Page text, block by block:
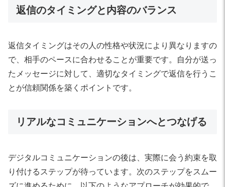
返信のタイミングと内容のバランス
返信タイミングはその人の性格や状況により異なりますの
で、相手のペースに合わせることが重要です。自分が送っ
たメッセージに対して、適切なタイミングで返信を行うこ
とが信頼関係を築くポイントです。
リアルなコミュニケーションへとつなげる
デジタルコミュニケーションの後は、実際に会う約束を取
り付けるステップが待っています。次のステップをスムー